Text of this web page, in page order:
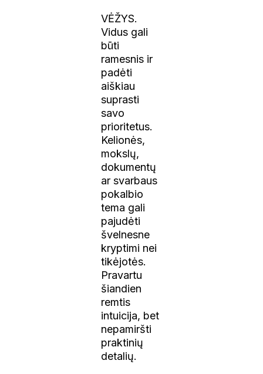
VĖŽYS.
Vidus gali
būti
ramesnis ir
padėti
aiškiau
suprasti
savo
prioritetus.
Kelionės,
mokslų,
dokumentų
ar svarbaus
pokalbio
tema gali
pajudėti
švelnesne
kryptimi nei
tikėjotės.
Pravartu
šiandien
remtis
intuicija, bet
nepamiršti
praktinių
detalių.